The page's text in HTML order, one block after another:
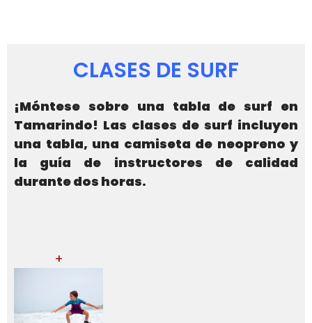
CLASES DE SURF
¡Móntese sobre una tabla de surf en
Tamarindo! Las clases de surf incluyen
una tabla, una camiseta de neopreno y
la guía de instructores de calidad
durante dos horas.
+